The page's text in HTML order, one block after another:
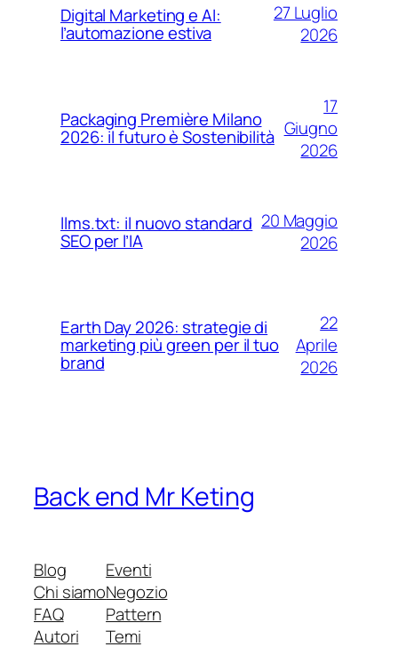
Digital Marketing e AI:
l’automazione estiva
27 Luglio
2026
Packaging Première Milano
2026: il futuro è Sostenibilità
17
Giugno
2026
llms.txt: il nuovo standard
SEO per l’IA
20 Maggio
2026
Earth Day 2026: strategie di
marketing più green per il tuo
brand
22
Aprile
2026
Back end Mr Keting
Blog
Chi siamo
FAQ
Autori
Eventi
Negozio
Pattern
Temi